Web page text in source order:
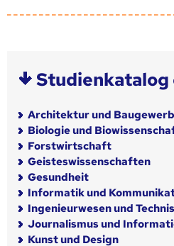
Studienkatalog
Architektur und
Biologie und
Forstwirtschaft
Geisteswissenschaften
Gesundheit
Informatik und
Ingenieurwesen und
Journalismus und
Kunst und Design